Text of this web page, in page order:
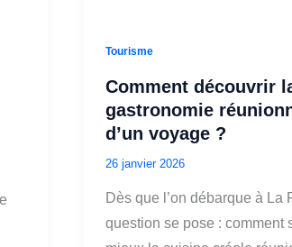
Tourisme
Comment découvrir
gastronomie
d’un voyage ?
26 janvier 2026
Dès que l’on débarque à La
question se pose : comment